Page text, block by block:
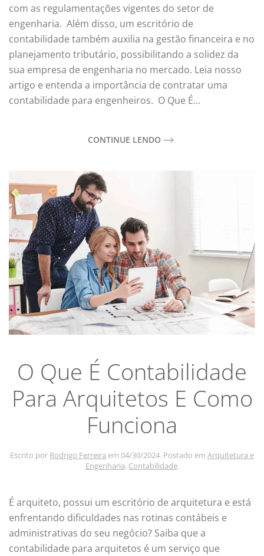
com as regulamentações vigentes do setor de
engenharia. Além disso, um escritório de
contabilidade também auxilia na gestão financeira e no
planejamento tributário, possibilitando a solidez da
sua empresa de engenharia no mercado. Leia nosso
artigo e entenda a importância de contratar uma
contabilidade para engenheiros. O Que É...
CONTINUE LENDO
O Que É Contabilidade
Para Arquitetos E Como
Funciona
Escrito por Rodrigo Ferreira em 04/30/2024. Postado em Arquitetura e
Engenharia, Contabilidade.
É arquiteto, possui um escritório de arquitetura e está
enfrentando dificuldades nas rotinas contábeis e
administrativas do seu negócio? Saiba que a
contabilidade para arquitetos é um serviço que